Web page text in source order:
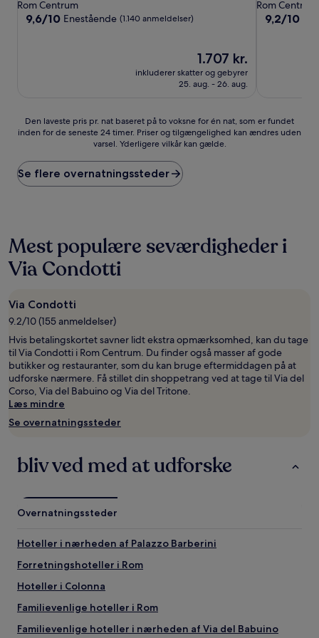
overnatningssted
Rom Centrum
9.6
9,6/10 Enestående (1.140 anmeldelser)
Prisen
er
1.707 kr.
1.707 kr.
inkluderer skatter og gebyrer
25. aug. - 26. aug.
Rom Centrum
9.2
9,2/10
Den
laveste
pr.
nat
baseret
for
én
nat,
som
fundet
for
de
seneste
24
timer.
Priser
og
tilgængelighed
kan
uden
varsel.
gælde.
Den laveste pris pr. nat baseret på to voksne for én nat, som er fundet
inden for de seneste 24 timer. Priser og tilgængelighed kan ændres uden
varsel. Yderligere vilkår kan gælde.
Se flere overnatningssteder
Mest populære seværdigheder i
Via Condotti
Via Condotti
9.2/10 (155 anmeldelser)
Hvis betalingskortet savner lidt ekstra opmærksomhed, kan du tage
til Via Condotti i Rom Centrum. Du finder også masser af gode
butikker og restauranter, som du kan bruge eftermiddagen på at
udforske nærmere. Få stillet din shoppetrang ved at tage til Via del
Corso, Via del Babuino og Via del Tritone.
Læs mindre
Se overnatningssteder
bliv ved med at udforske
Overnatningssteder
Hoteller i nærheden af Palazzo Barberini
Forretningshoteller i Rom
Hoteller i Colonna
Familievenlige hoteller i Rom
Familievenlige hoteller i nærheden af Via del Babuino